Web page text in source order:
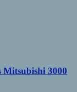
Mitsubishi 3000